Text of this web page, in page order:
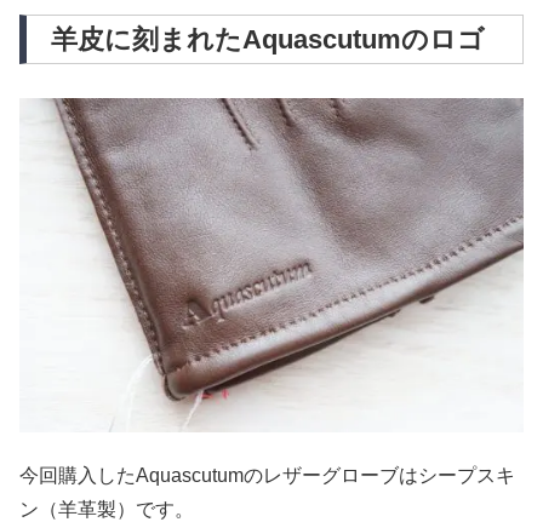
羊皮に刻まれたAquascutumのロゴ
今回購入したAquascutumのレザーグローブはシープスキ
ン（羊革製）です。